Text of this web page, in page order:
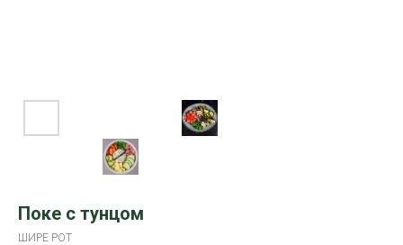
Поке с тунцом
ШИРЕ РОТ